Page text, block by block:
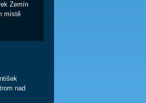
Zemín
místě
nad